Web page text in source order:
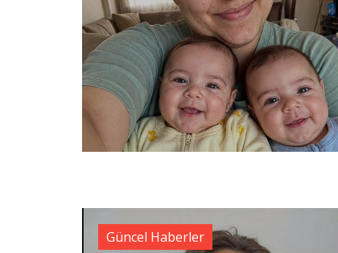
Güncel Haberler